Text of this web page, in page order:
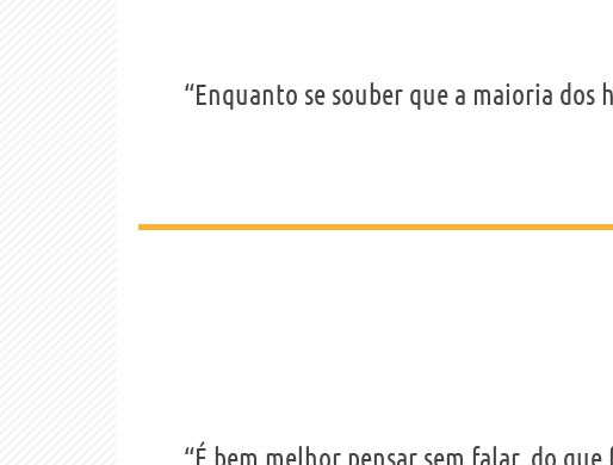
“Enquanto se souber que a maioria dos
“É bem melhor pensar sem falar, do que